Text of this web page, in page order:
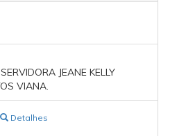
JEANE KELLY
VIANA.
Detalhes